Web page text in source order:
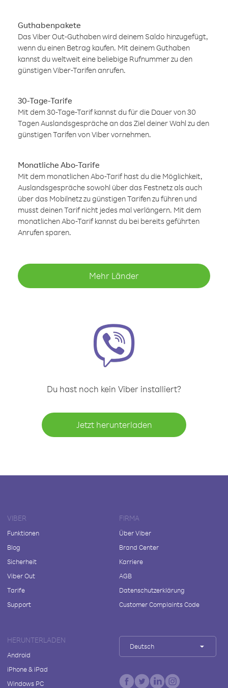
Guthabenpakete
Das Viber Out-Guthaben wird deinem Saldo hinzugefügt,
wenn du einen Betrag kaufen. Mit deinem Guthaben
kannst du weltweit eine beliebige Rufnummer zu den
günstigen Viber-Tarifen anrufen.
30-Tage-Tarife
Mit dem 30-Tage-Tarif kannst du für die Dauer von 30
Tagen Auslandsgespräche an das Ziel deiner Wahl zu den
günstigen Tarifen von Viber vornehmen.
Monatliche Abo-Tarife
Mit dem monatlichen Abo-Tarif hast du die Möglichkeit,
Auslandsgespräche sowohl über das Festnetz als auch
über das Mobilnetz zu günstigen Tarifen zu führen und
musst deinen Tarif nicht jedes mal verlängern. Mit dem
monatlichen Abo-Tarif kannst du bei bereits geführten
Anrufen sparen.
Mehr Länder
Du hast noch kein Viber installiert?
Jetzt herunterladen
VIBER
Funktionen
Blog
Sicherheit
Viber Out
Tarife
Support
FIRMA
Über Viber
Brand Center
Karriere
AGB
Datenschutzerklärung
Customer Complaints Code
HERUNTERLADEN
Android
iPhone & iPad
Windows PC
Deutsch